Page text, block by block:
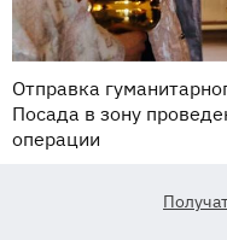
Отправка
Посада в зону
операции